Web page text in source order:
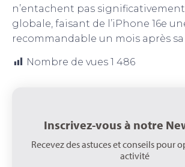
n’entachent pas significativement
globale, faisant de l’iPhone 16e
recommandable un mois après sa
Nombre de vues 1 486
Inscrivez-vous à notre
Recevez des astuces et conseils pour
activité